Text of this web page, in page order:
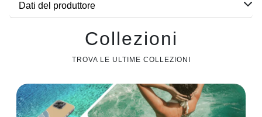
Dati del produttore
Collezioni
TROVA LE ULTIME COLLEZIONI